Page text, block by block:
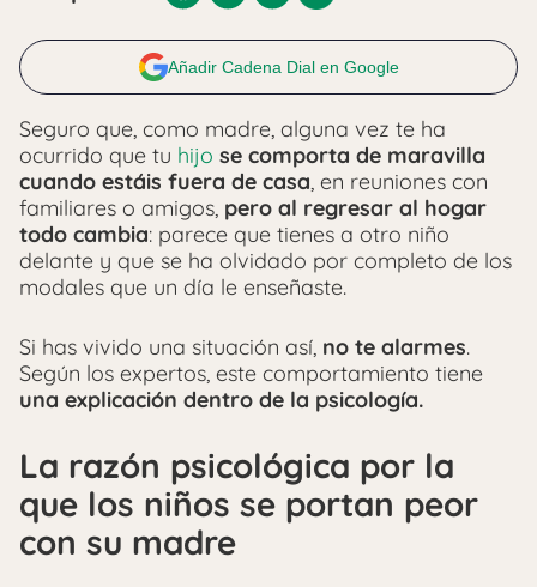
Añadir Cadena Dial en Google
Seguro que, como madre, alguna vez te ha
ocurrido que tu hijo se comporta de maravilla
cuando estáis fuera de casa, en reuniones con
familiares o amigos, pero al regresar al hogar
todo cambia: parece que tienes a otro niño
delante y que se ha olvidado por completo de los
modales que un día le enseñaste.
Si has vivido una situación así, no te alarmes.
Según los expertos, este comportamiento tiene
una explicación dentro de la psicología.
La razón psicológica por la
que los niños se portan peor
con su madre